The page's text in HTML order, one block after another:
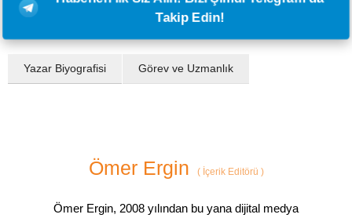
Takip Edin!
Yazar Biyografisi Görev ve Uzmanlık
Ömer Ergin (İçerik Editörü )
Ömer Ergin, 2008 yılından bu yana dijital medya